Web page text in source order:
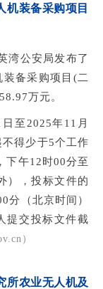
机装备采购项目
湾公安局发布了
装备采购项目(二
万元。
至2025年11月
得少于5个工作
下午12时00分至
），投标文件的
分（北京时间）
提交投标文件截
）
所农业无人机及